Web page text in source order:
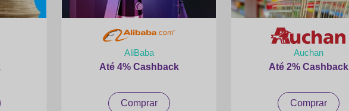
AliBaba
Até 4% Cashback
Comprar
Auchan
Até 2% Cashback
Comprar